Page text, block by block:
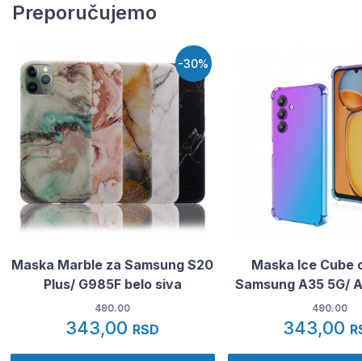
Preporučujemo
-30%
Maska Marble za Samsung S20
Plus/ G985F belo siva
490.00
343,00 RSD
Maska Ice Cube
Samsung A35 5G/
490.00
343,00